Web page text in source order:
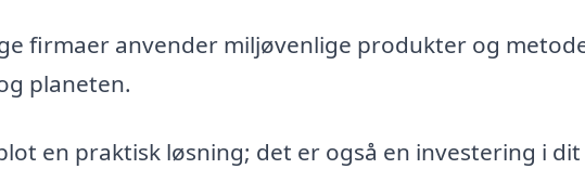
firmaer anvender miljøvenlige produkter og
planeten.
en praktisk løsning; det er også en investering i